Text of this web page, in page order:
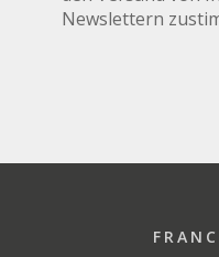
Newslettern